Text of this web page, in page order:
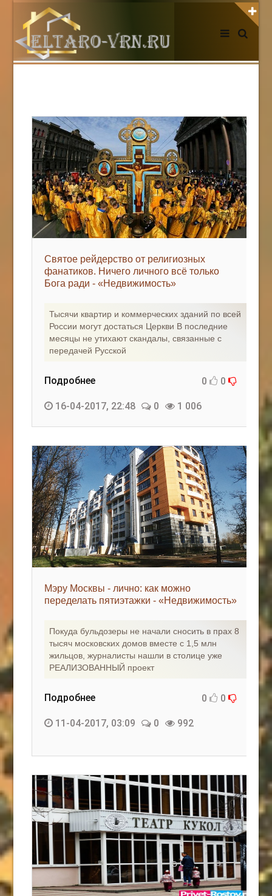
АВТОРИЗАЦИЯ НА САЙТЕ
Регистрация
НОВОСТИ СЕГОДНЯ
КАК С НАМИ СВЯЗАТЬСЯ
Edgarpo26@gmail.com
axin.ed@yandex.ru
Eltaro-Vrn.ru
@Edgarpo36
Святое рейдерство от религиозных
фанатиков. Ничего личного всё только
Бога ради - «Недвижимость»
Тысячи квартир и коммерческих зданий по всей
России могут достаться Церкви В последние
месяцы не утихают скандалы, связанные с
передачей Русской
Подробнее 0 0
16-04-2017, 22:48 0 1 006
Мэру Москвы - лично: как можно
переделать пятиэтажки - «Недвижимость»
Покуда бульдозеры не начали сносить в прах 8
тысяч московских домов вместе с 1,5 млн
жильцов, журналисты нашли в столице уже
РЕАЛИЗОВАННЫЙ проект
Подробнее 0 0
11-04-2017, 03:09 0 992